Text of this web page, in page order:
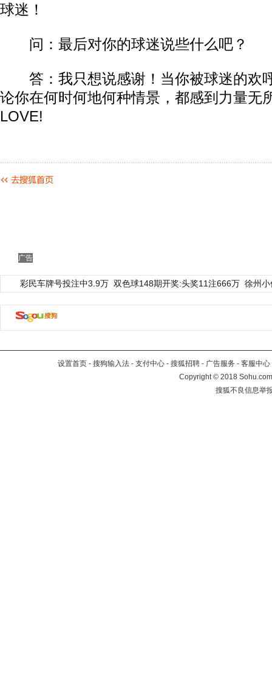
球迷！
问：最后对你的球迷说些什么吧？
答：我只想说感谢！当你被球迷的欢
论你在何时何地何种情景，都感到力量无
LOVE!
广告
彩民车牌号投注中3.9万 双色球148期开奖:头奖11注666万 徐州
设置首页 - 搜狗输入法 - 支付中心 - 搜狐招聘 - 广告服务 - 客服中心
Copyright©2018
搜狐不良信息举